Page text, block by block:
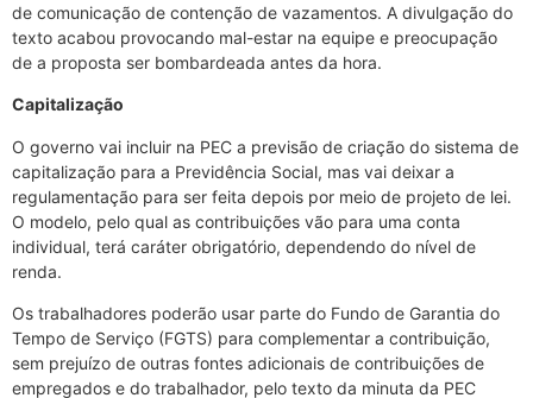
de comunicação de contenção de vazamentos. A divulgação do
texto acabou provocando mal-estar na equipe e preocupação
de a proposta ser bombardeada antes da hora.
Capitalização
O governo vai incluir na PEC a previsão de criação do sistema de
capitalização para a Previdência Social, mas vai deixar a
regulamentação para ser feita depois por meio de projeto de lei.
O modelo, pelo qual as contribuições vão para uma conta
individual, terá caráter obrigatório, dependendo do nível de
renda.
Os trabalhadores poderão usar parte do Fundo de Garantia do
Tempo de Serviço (FGTS) para complementar a contribuição,
sem prejuízo de outras fontes adicionais de contribuições de
empregados e do trabalhador, pelo texto da minuta da PEC